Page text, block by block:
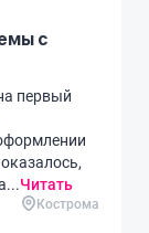
с
первый
Читать
Кострома